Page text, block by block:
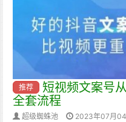
推荐
短视频文案号
全套流程
超级蜘蛛池 2023年07月04